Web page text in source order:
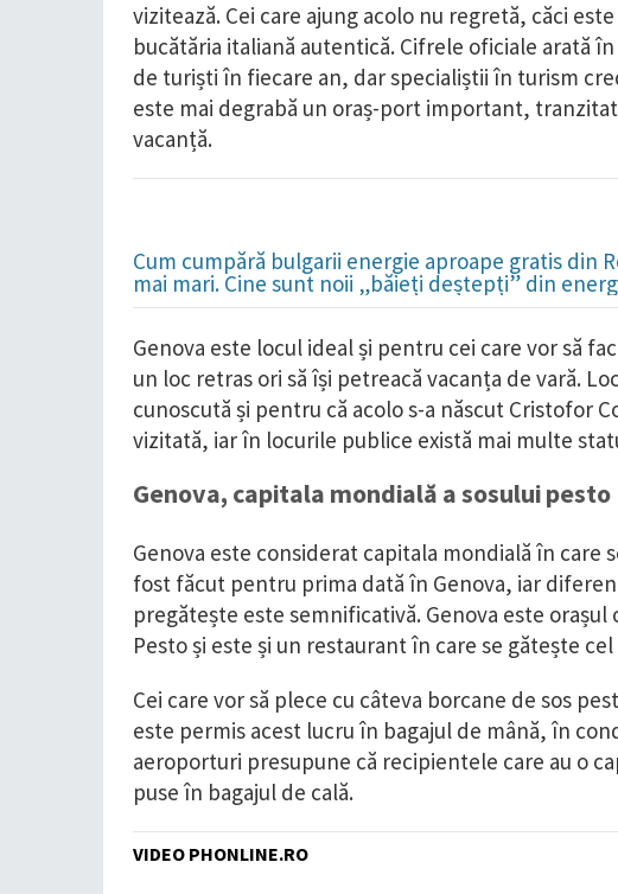
vizitează. Cei care ajung acolo nu regretă, căci
bucătăria italiană autentică. Cifrele oficiale arată
de turiști în fiecare an, dar specialiștii în turism
este mai degrabă un oraș-port important,
vacanță.
Cum cumpără bulgarii energie aproape gratis din
mai mari. Cine sunt noii „băieți deștepți” din
Genova este locul ideal și pentru cei care vor să
un loc retras ori să își petreacă vacanța de vară.
cunoscută și pentru că acolo s-a născut Cristofor
vizitată, iar în locurile publice există mai multe
Genova, capitala mondială a sosului pesto
Genova este considerat capitala mondială în care
fost făcut pentru prima dată în Genova, iar
pregătește este semnificativă. Genova este
Pesto și este și un restaurant în care se gătește
Cei care vor să plece cu câteva borcane de sos
este permis acest lucru în bagajul de mână, în
aeroporturi presupune că recipientele care au o
puse în bagajul de cală.
VIDEO PHONLINE.RO